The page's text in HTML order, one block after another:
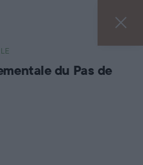
du Pas de